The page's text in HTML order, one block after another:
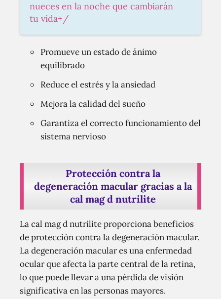
nueces en la noche que cambiarán
tu vida+/
Promueve un estado de ánimo
equilibrado
Reduce el estrés y la ansiedad
Mejora la calidad del sueño
Garantiza el correcto funcionamiento del
sistema nervioso
Protección contra la
degeneración macular gracias a la
cal mag d nutrilite
La cal mag d nutrilite proporciona beneficios
de protección contra la degeneración macular.
La degeneración macular es una enfermedad
ocular que afecta la parte central de la retina,
lo que puede llevar a una pérdida de visión
significativa en las personas mayores.